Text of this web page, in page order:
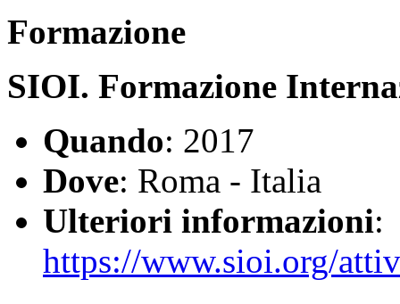
Formazione
SIOI. Formazione
Quando: 2017
Dove: Roma - Italia
Ulteriori informazioni:
https://www.sioi.org/